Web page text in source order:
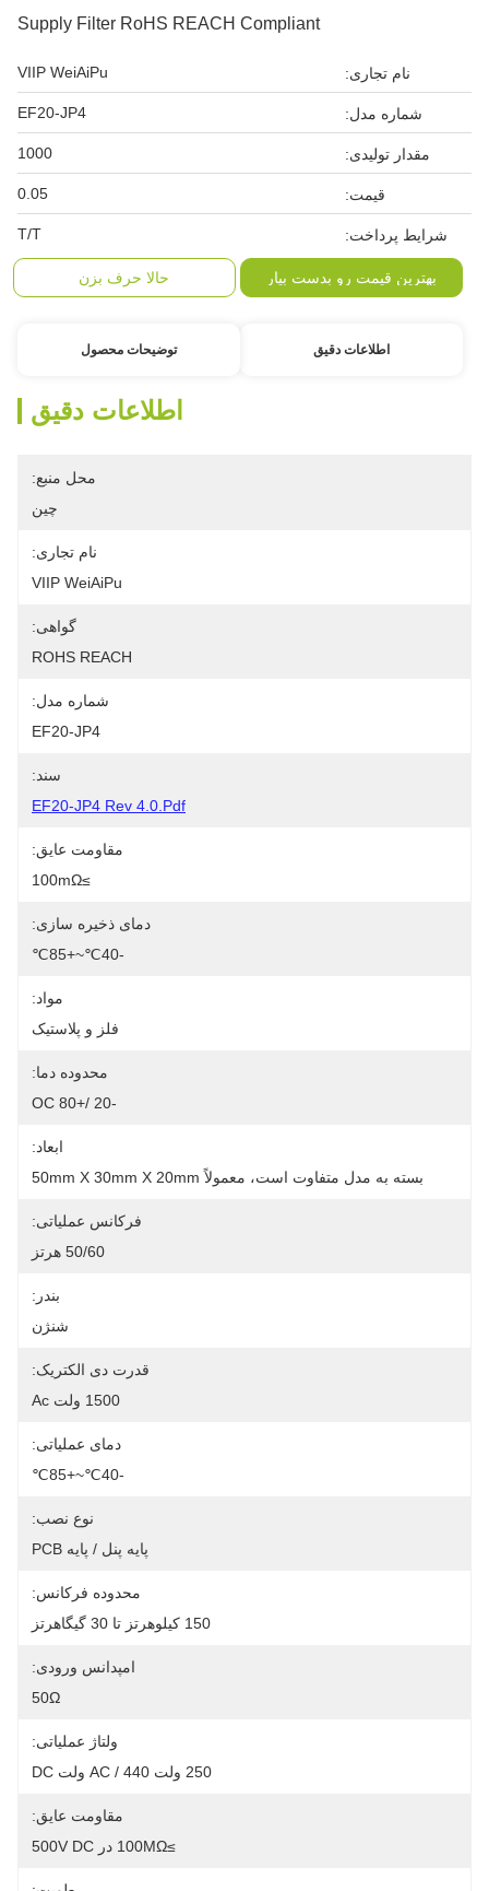
Supply Filter RoHS REACH Compliant
نام تجاری: VIIP WeiAiPu
شماره مدل: EF20-JP4
مقدار تولیدی: 1000
قیمت: 0.05
شرایط پرداخت: T/T
بهترین قیمت رو بدست بیار حالا حرف بزن
اطلاعات دقیق توضیحات محصول
اطلاعات دقیق
محل منبع:
چین
نام تجاری:
VIIP WeiAiPu
گواهی:
ROHS REACH
شماره مدل:
EF20-JP4
سند:
EF20-JP4 Rev 4.0.pdf
مقاومت عایق:
≥100mΩ
دمای ذخیره سازی:
-40℃~+85℃
مواد:
فلز و پلاستیک
محدوده دما:
-20 /+80 OC
ابعاد:
بسته به مدل متفاوت است، معمولاً 50mm X 30mm X 20mm
فرکانس عملیاتی:
50/60 هرتز
بندر:
شنژن
قدرت دی الکتریک:
1500 ولت Ac
دمای عملیاتی:
-40℃~+85℃
نوع نصب:
پایه پنل / پایه PCB
محدوده فرکانس:
150 کیلوهرتز تا 30 گیگاهرتز
امپدانس ورودی:
50Ω
ولتاژ عملیاتی:
250 ولت AC / 440 ولت DC
مقاومت عایق:
≥100MΩ در 500V DC